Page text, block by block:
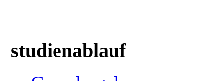
studienablauf